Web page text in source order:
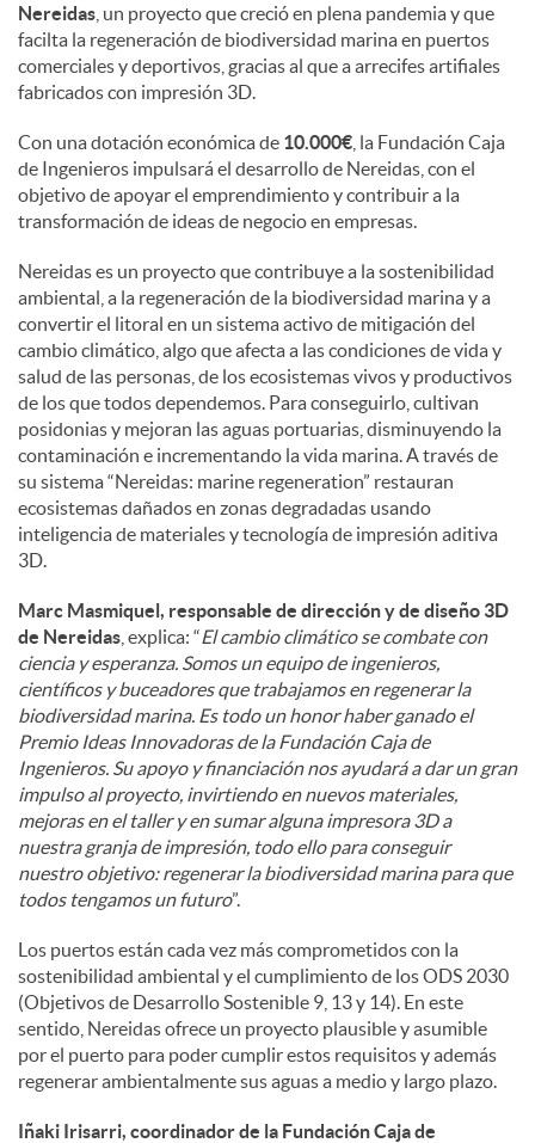
Nereidas , un proyecto que creció en plena pandemia y que
facilta la regeneración de biodiversidad marina en puertos
comerciales y deportivos, gracias al que a arrecifes artifiales
fabricados con impresión 3D.
Con una dotación económica de 10.000€ , la Fundación Caja
de Ingenieros impulsará el desarrollo de Nereidas, con el
objetivo de apoyar el emprendimiento y contribuir a la
transformación de ideas de negocio en empresas.
Nereidas es un proyecto que contribuye a la sostenibilidad
ambiental, a la regeneración de la biodiversidad marina y a
convertir el litoral en un sistema activo de mitigación del
cambio climático, algo que afecta a las condiciones de vida y
salud de las personas, de los ecosistemas vivos y productivos
de los que todos dependemos. Para conseguirlo, cultivan
posidonias y mejoran las aguas portuarias, disminuyendo la
contaminación e incrementando la vida marina. A través de
su sistema “Nereidas: marine regeneration” restauran
ecosistemas dañados en zonas degradadas usando
inteligencia de materiales y tecnología de impresión aditiva
3D.
Marc Masmiquel, responsable de dirección y de diseño 3D
de Nereidas , explica: “El cambio climático se combate con
ciencia y esperanza. Somos un equipo de ingenieros,
científicos y buceadores que trabajamos en regenerar la
biodiversidad marina. Es todo un honor haber ganado el
Premio Ideas Innovadoras de la Fundación Caja de
Ingenieros. Su apoyo y financiación nos ayudará a dar un gran
impulso al proyecto, invirtiendo en nuevos materiales,
mejoras en el taller y en sumar alguna impresora 3D a
nuestra granja de impresión, todo ello para conseguir
nuestro objetivo: regenerar la biodiversidad marina para que
todos tengamos un futuro”.
Los puertos están cada vez más comprometidos con la
sostenibilidad ambiental y el cumplimiento de los ODS 2030
(Objetivos de Desarrollo Sostenible 9, 13 y 14). En este
sentido, Nereidas ofrece un proyecto plausible y asumible
por el puerto para poder cumplir estos requisitos y además
regenerar ambientalmente sus aguas a medio y largo plazo.
Iñaki Irisarri, coordinador de la Fundación Caja de